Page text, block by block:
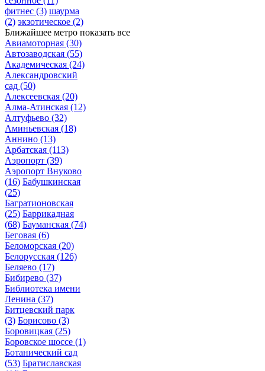
фитнес (3) шаурма
(2) экзотическое (2)
Ближайшее метро показать все
Авиамоторная (30)
Автозаводская (55)
Академическая (24)
Александровский
сад (50)
Алексеевская (20)
Алма-Атинская (12)
Алтуфьево (32)
Аминьевская (18)
Аннино (13)
Арбатская (113)
Аэропорт (39)
Аэропорт Внуково
(16) Бабушкинская
(25)
Багратионовская
(25) Баррикадная
(68) Бауманская (74)
Беговая (6)
Беломорская (20)
Белорусская (126)
Беляево (17)
Бибирево (37)
Библиотека имени
Ленина (37)
Битцевский парк
(3) Борисово (3)
Боровицкая (25)
Боровское шоссе (1)
Ботанический сад
(53) Братиславская